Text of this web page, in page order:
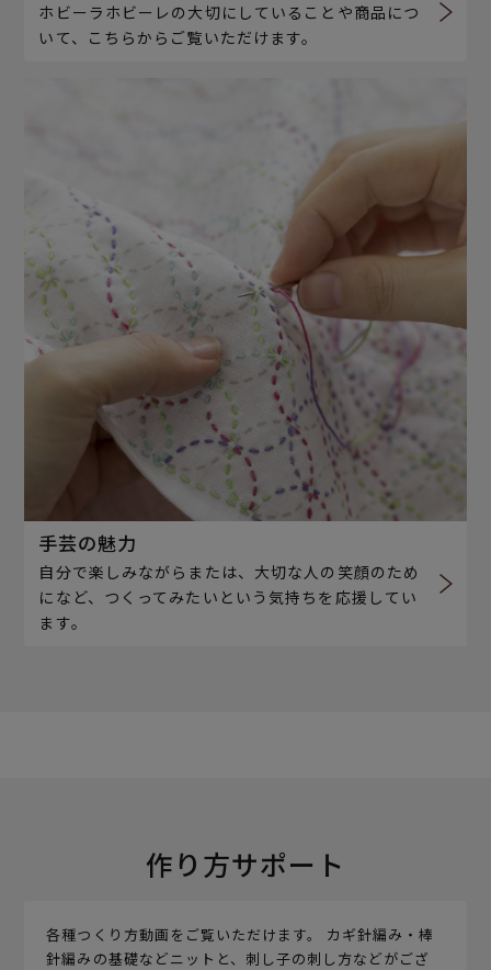
ホビーラホビーレの大切にしていることや商品につ
いて、こちらからご覧いただけます。
手芸の魅力
自分で楽しみながらまたは、大切な人の笑顔のため
になど、つくってみたいという気持ちを応援してい
ます。
作り方サポート
各種つくり方動画をご覧いただけます。 カギ針編み・棒
針編みの基礎などニットと、刺し子の刺し方などがござ